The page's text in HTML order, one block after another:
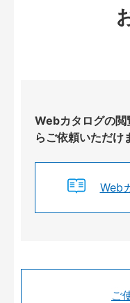
Webカタログの閲
らご依頼いただけ
Web
ご